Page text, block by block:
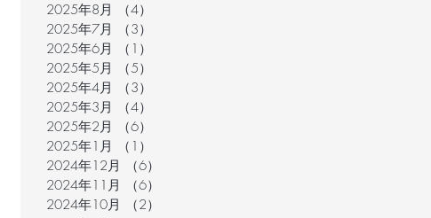
2025年8月
（4）
2025年7月
（3）
2025年6月
（1）
2025年5月
（5）
2025年4月
（3）
2025年3月
（4）
2025年2月
（6）
2025年1月
（1）
2024年12月
（6）
2024年11月
（6）
2024年10月
（2）